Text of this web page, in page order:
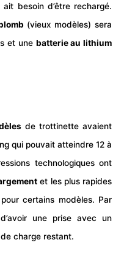
ait besoin d’être rechargé.
(vieux modèles) sera
et une batterie au lithium
de trottinette avaient
qui pouvait atteindre 12 à
technologiques ont
et les plus rapides
certains modèles. Par
une prise avec un
charge restant.